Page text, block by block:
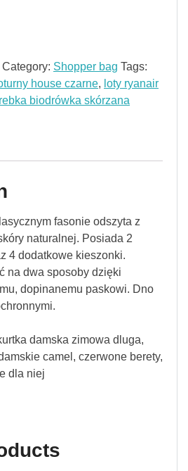
Category: Shopper bag Tags:
house czarne, loty ryanair
biodrówka skórzana
fasonie odszyta z
naturalnej. Posiada 2
4 dodatkowe kieszonki.
na dwa sposoby dzięki
dopinanemu paskowi. Dno
damska zimowa dluga,
camel, czerwone berety,
dla niej